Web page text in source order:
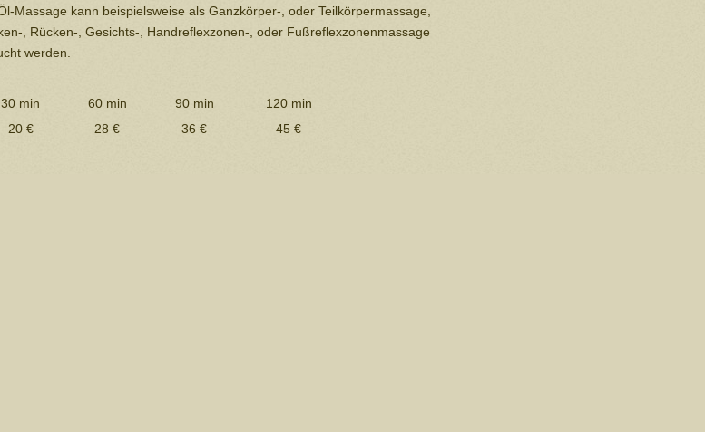
Massage kann beispielsweise als Ganzkörper-, oder Teilkörpermassage,
, Rücken-, Gesichts-, Handreflexzonen-, oder Fußreflexzonenmassage
werden.
30 min 60 min 90 min
120 min
20 €
28 € 36 € 45 €